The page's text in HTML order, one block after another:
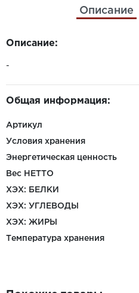
Описание
Описание:
-
Общая информация:
Артикул
Условия хранения
Энергетическая ценность
Вес НЕТТО
ХЭХ: БЕЛКИ
ХЭХ: УГЛЕВОДЫ
ХЭХ: ЖИРЫ
Температура хранения